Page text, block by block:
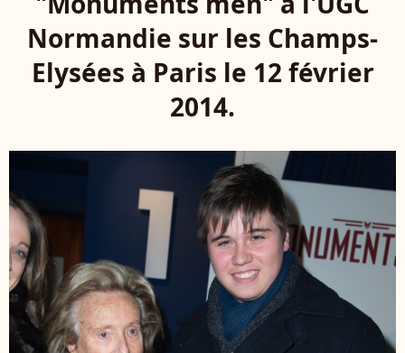
Normandie sur les Champs-
Elysées à Paris le 12 février
2014.